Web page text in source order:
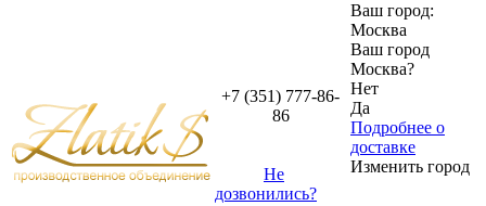
+7 (351) 777-86-
86
Не
дозвонились?
Ваш город:
Москва
Ваш город
Москва?
Нет
Да
Подробнее о
доставке
Изменить город